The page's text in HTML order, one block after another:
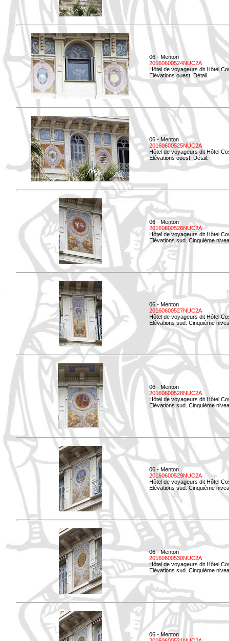
06 - Menton
20160600524NUC2A
Hôtel de voyageurs dit Hôtel
Elévations ouest. Détail.
06 - Menton
20160600525NUC2A
Hôtel de voyageurs dit Hôtel
Elévations ouest. Détail.
06 - Menton
20160600526NUC2A
Hôtel de voyageurs dit Hôtel
Elévations sud. Cinquième
06 - Menton
20160600527NUC2A
Hôtel de voyageurs dit Hôtel
Elévations sud. Cinquième
06 - Menton
20160600528NUC2A
Hôtel de voyageurs dit Hôtel
Elévations sud. Cinquième
06 - Menton
20160600529NUC2A
Hôtel de voyageurs dit Hôtel
Elévations sud. Cinquième
06 - Menton
20160600530NUC2A
Hôtel de voyageurs dit Hôtel
Elévations sud. Cinquième
06 - Menton